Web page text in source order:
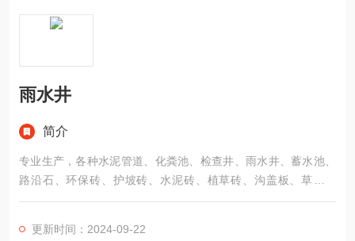
雨水井
简介
专业生产，各种水泥管道、化粪池、检查井、雨水井、蓄水池、
路沿石、环保砖、护坡砖、水泥砖、植草砖、沟盖板、草地盖
板、水泥围栏等定做各种水泥制品。
更新时间：2024-09-22